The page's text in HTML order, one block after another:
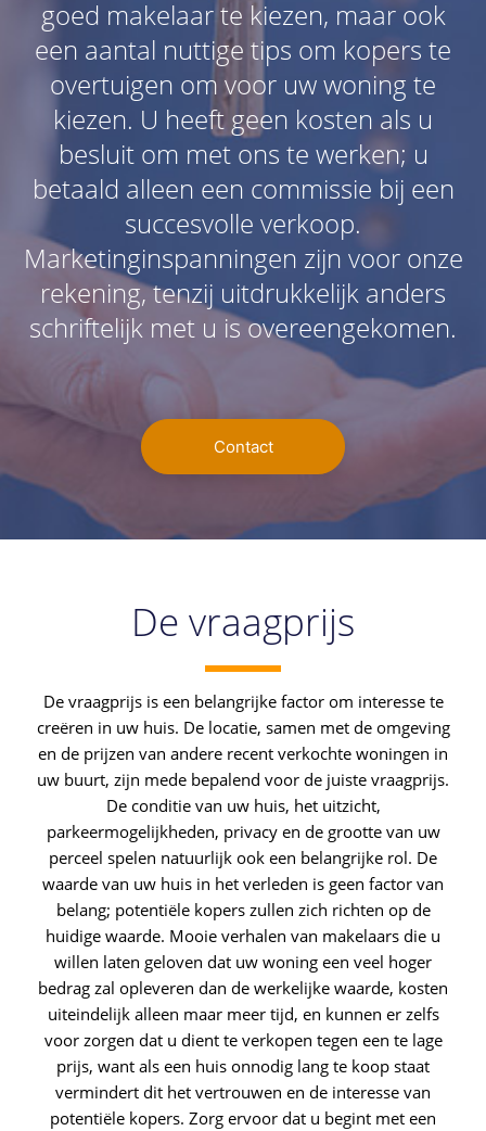
goed makelaar te kiezen, maar ook
een aantal nuttige tips om kopers te
overtuigen om voor uw woning te
kiezen. U heeft geen kosten als u
besluit om met ons te werken; u
betaald alleen een commissie bij een
succesvolle verkoop.
Marketinginspanningen zijn voor onze
rekening, tenzij uitdrukkelijk anders
schriftelijk met u is overeengekomen.
Contact
De vraagprijs
De vraagprijs is een belangrijke factor om interesse te
creëren in uw huis. De locatie, samen met de omgeving
en de prijzen van andere recent verkochte woningen in
uw buurt, zijn mede bepalend voor de juiste vraagprijs.
De conditie van uw huis, het uitzicht,
parkeermogelijkheden, privacy en de grootte van uw
perceel spelen natuurlijk ook een belangrijke rol. De
waarde van uw huis in het verleden is geen factor van
belang; potentiële kopers zullen zich richten op de
huidige waarde. Mooie verhalen van makelaars die u
willen laten geloven dat uw woning een veel hoger
bedrag zal opleveren dan de werkelijke waarde, kosten
uiteindelijk alleen maar meer tijd, en kunnen er zelfs
voor zorgen dat u dient te verkopen tegen een te lage
prijs, want als een huis onnodig lang te koop staat
vermindert dit het vertrouwen en de interesse van
potentiële kopers. Zorg ervoor dat u begint met een